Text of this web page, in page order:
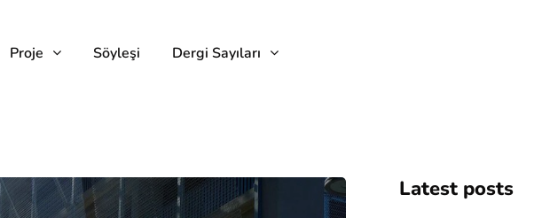
Proje Söyleşi Dergi Sayıları
Latest posts